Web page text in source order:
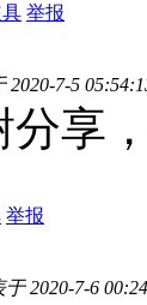
举报
2020-7-5
享
举报
于 2020-7-6